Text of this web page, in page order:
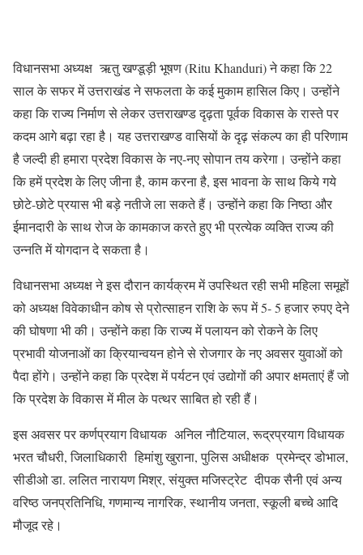
विधानसभा अध्यक्ष ऋतु खण्डूड़ी भूषण (Ritu Khanduri) ने कहा कि 22
साल के सफर में उत्तराखंड ने सफलता के कई मुकाम हासिल किए। उन्होंने
कहा कि राज्य निर्माण से लेकर उत्तराखण्ड दृढ़ता पूर्वक विकास के रास्ते पर
कदम आगे बढ़ा रहा है। यह उत्तराखण्ड वासियों के दृढ़ संकल्प का ही परिणाम
है जल्दी ही हमारा प्रदेश विकास के नए-नए सोपान तय करेगा। उन्होंने कहा
कि हमें प्रदेश के लिए जीना है, काम करना है, इस भावना के साथ किये गये
छोटे-छोटे प्रयास भी बड़े नतीजे ला सकते हैं। उन्होंने कहा कि निष्ठा और
ईमानदारी के साथ रोज के कामकाज करते हुए भी प्रत्येक व्यक्ति राज्य की
उन्नति में योगदान दे सकता है।
विधानसभा अध्यक्ष ने इस दौरान कार्यक्रम में उपस्थित रही सभी महिला समूहों
को अध्यक्ष विवेकाधीन कोष से प्रोत्साहन राशि के रूप में 5- 5 हजार रुपए देने
की घोषणा भी की। उन्होंने कहा कि राज्य में पलायन को रोकने के लिए
प्रभावी योजनाओं का क्रियान्वयन होने से रोजगार के नए अवसर युवाओं को
पैदा होंगे। उन्होंने कहा कि प्रदेश में पर्यटन एवं उद्योगों की अपार क्षमताएं हैं जो
कि प्रदेश के विकास में मील के पत्थर साबित हो रही हैं।
इस अवसर पर कर्णप्रयाग विधायक अनिल नौटियाल, रूद्रप्रयाग विधायक
भरत चौधरी, जिलाधिकारी हिमांशु खुराना, पुलिस अधीक्षक प्रमेन्द्र डोभाल,
सीडीओ डा. ललित नारायण मिश्र, संयुक्त मजिस्ट्रेट दीपक सैनी एवं अन्य
वरिष्ठ जनप्रतिनिधि, गणमान्य नागरिक, स्थानीय जनता, स्कूली बच्चे आदि
मौजूद रहे।